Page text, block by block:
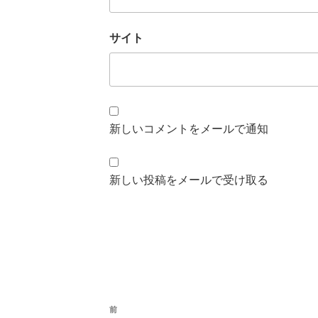
サイト
新しいコメントをメールで通知
新しい投稿をメールで受け取る
前
前